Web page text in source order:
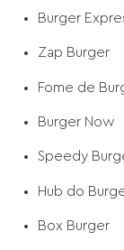
Burger
Zap Burger
Fome de
Burger Now
Speedy
Hub do
Box Burger